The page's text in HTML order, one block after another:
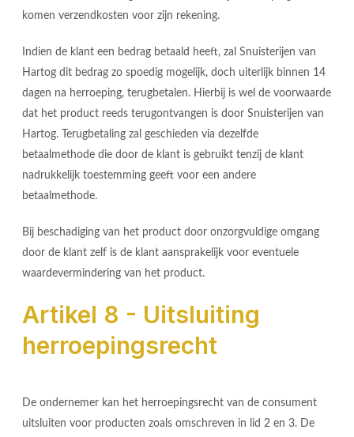
komen verzendkosten voor zijn rekening.
Indien de klant een bedrag betaald heeft, zal Snuisterijen van
Hartog dit bedrag zo spoedig mogelijk, doch uiterlijk binnen 14
dagen na herroeping, terugbetalen. Hierbij is wel de voorwaarde
dat het product reeds terugontvangen is door Snuisterijen van
Hartog. Terugbetaling zal geschieden via dezelfde
betaalmethode die door de klant is gebruikt tenzij de klant
nadrukkelijk toestemming geeft voor een andere
betaalmethode.
Bij beschadiging van het product door onzorgvuldige omgang
door de klant zelf is de klant aansprakelijk voor eventuele
waardevermindering van het product.
Artikel 8 - Uitsluiting
herroepingsrecht
De ondernemer kan het herroepingsrecht van de consument
uitsluiten voor producten zoals omschreven in lid 2 en 3. De